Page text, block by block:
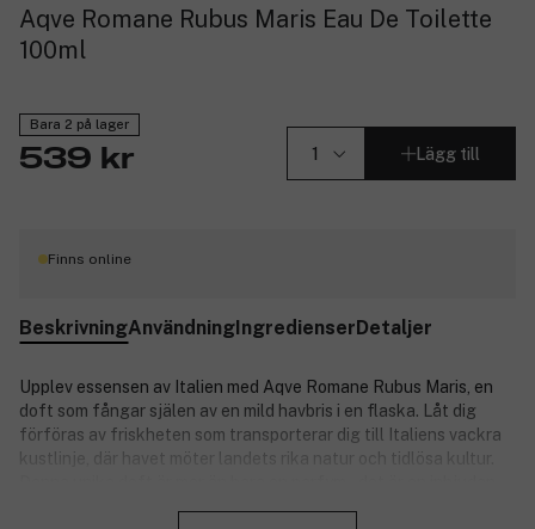
Aqve Romane Rubus Maris Eau De Toilette
100ml
Bara 2 på lager
539 kr Lägg till
Finns online
BeskrivningAnvändningIngredienserDetaljer
Upplev essensen av Italien med Aqve Romane Rubus Maris, en
doft som fångar själen av en mild havbris i en flaska. Låt dig
förföras av friskheten som transporterar dig till Italiens vackra
kustlinje, där havet möter landets rika natur och tidlösa kultur.